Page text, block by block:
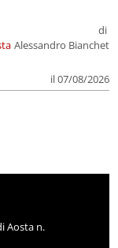
di
Alessandro Bianchet
il 07/08/2026
Aosta n.